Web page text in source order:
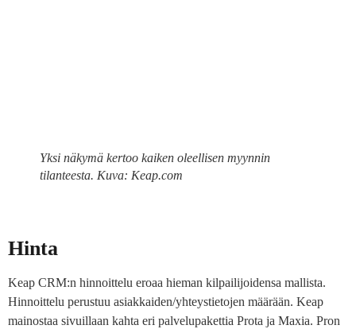
Yksi näkymä kertoo kaiken oleellisen myynnin
tilanteesta. Kuva: Keap.com
Hinta
Keap CRM:n hinnoittelu eroaa hieman kilpailijoidensa mallista.
Hinnoittelu perustuu asiakkaiden/yhteystietojen määrään. Keap
mainostaa sivuillaan kahta eri palvelupakettia Prota ja Maxia. Pron